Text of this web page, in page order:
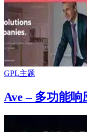
GPL主题
Ave – 多功能